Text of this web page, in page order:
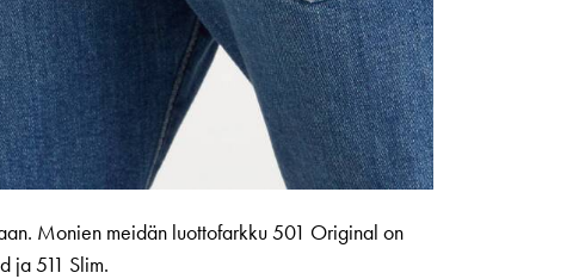
Monien meidän luottofarkku 501 Original on
ja 511 Slim.